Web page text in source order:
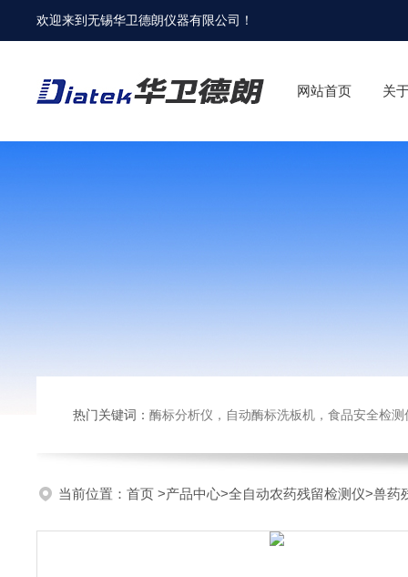
欢迎来到无锡华卫德朗仪器有限公司 ！
网站首页 关
热门关键词： 酶标分析仪，自动酶标洗板机，食品安全检测仪
当前位置： 首页 >产品中心>全自动农药残留检测仪>兽药